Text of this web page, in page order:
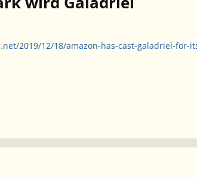
2019/12/18/amazon-has-cast-galadriel-for-